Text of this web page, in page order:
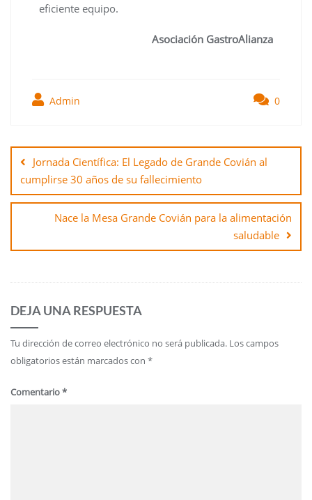
eficiente equipo.
Asociación GastroAlianza
Admin 0
Jornada Científica: El Legado de Grande Covián al
cumplirse 30 años de su fallecimiento
Nace la Mesa Grande Covián para la alimentación
saludable
DEJA UNA RESPUESTA
Tu dirección de correo electrónico no será publicada. Los campos
obligatorios están marcados con *
Comentario*